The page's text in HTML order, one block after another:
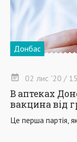
Донбас
02 лис '20 /
В аптеках
вакцина від
Це перша партія,